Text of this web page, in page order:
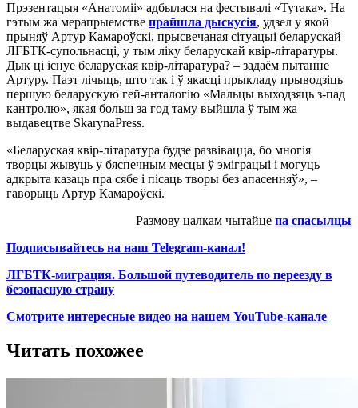
Прэзентацыя «Анатоміі» адбылася на фестывалі «Тутака». На
гэтым жа мерапрыемстве прайшла дыскусія, удзел у якой
прыняў Артур Камароўскі, прысвечаная сітуацыі беларускай
ЛГБТК-супольнасці, у тым ліку беларускай квір-літаратуры.
Дык ці існуе беларуская квір-літаратура? – задаём пытанне
Артуру. Паэт лічыць, што так і ў якасці прыкладу прыводзіць
першую беларускую гей-анталогію «Мальцы выходзяць з-пад
кантролю», якая больш за год таму выйшла ў тым жа
выдавецтве SkarynaPress.
«Беларуская квір-літаратура будзе развівацца, бо многія
творцы жывуць у бяспечным месцы ў эміграцыі і могуць
адкрыта казаць пра сябе і пісаць творы без апасенняў», –
гаворыць Артур Камароўскі.
Размову цалкам чытайце па спасылцы
Подписывайтесь на наш Telegram-канал!
ЛГБТК-миграция. Большой путеводитель по переезду в
безопасную страну
Смотрите интересные видео на нашем YouTube-канале
Читать похожее